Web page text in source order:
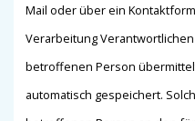
Mail oder über ein
Verarbeitung
betroffenen Person
automatisch gespeichert.